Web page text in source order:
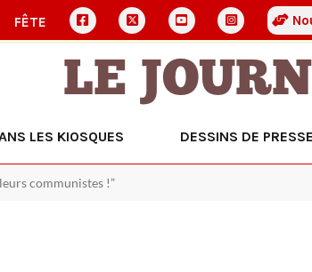
FÊTE
LE
LES KIOSQUES DESSINS DE PRESSE
communistes !”